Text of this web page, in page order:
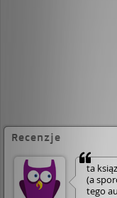
Recenzje
ta
(a
tego